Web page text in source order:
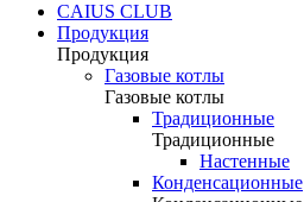
CAIUS CLUB
Продукция
Продукция
Газовые котлы
Газовые котлы
Традиционные
Традиционные
Настенные
Конденсационные